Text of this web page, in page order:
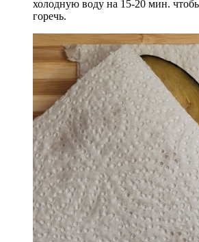
холодную воду на 15-20 мин.
горечь.